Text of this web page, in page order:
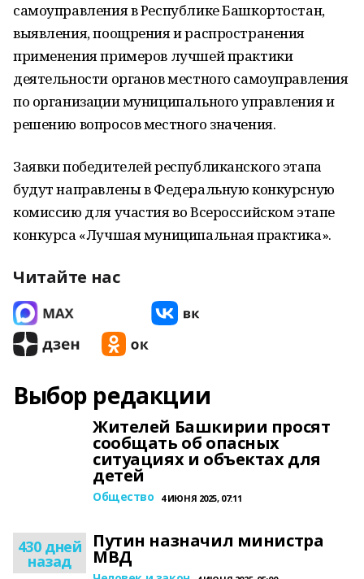
самоуправления в Республике Башкортостан,
выявления, поощрения и распространения
применения примеров лучшей практики
деятельности органов местного самоуправления
по организации муниципального управления и
решению вопросов местного значения.
Заявки победителей республиканского этапа
будут направлены в Федеральную конкурсную
комиссию для участия во Всероссийском этапе
конкурса «Лучшая муниципальная практика».
Читайте нас
Выбор редакции
Жителей Башкирии просят
сообщать об опасных
ситуациях и объектах для
детей
Общество 4 ИЮНЯ 2025, 07:11
430 дней
назад
Путин назначил министра
МВД